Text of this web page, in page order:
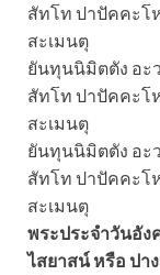
สัทโท ปาปัคคะโ
สะเมนตุ
ยันทุนนิมิตตัง อะ
สัทโท ปาปัคคะโ
สะเมนตุ
ยันทุนนิมิตตัง อะ
สัทโท ปาปัคคะโ
สะเมนตุ
พระประจำวันอัง
ไสยาสน์ หรือ ปา